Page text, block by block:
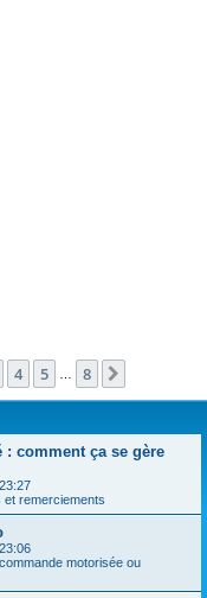
4 5 8
: comment ça se gère
remerciements
motorisée ou